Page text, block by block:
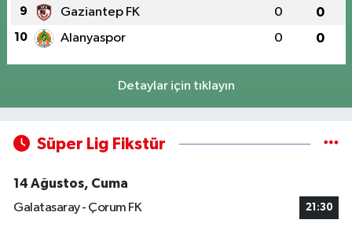
9 Gaziantep FK 0 0
10 Alanyaspor 0 0
Detaylar için tıklayın
Süper Lig Fikstür
14 Ağustos, Cuma
Galatasaray - Çorum FK
21:30